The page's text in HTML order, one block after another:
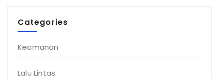
Categories
Keamanan
Lalu Lintas